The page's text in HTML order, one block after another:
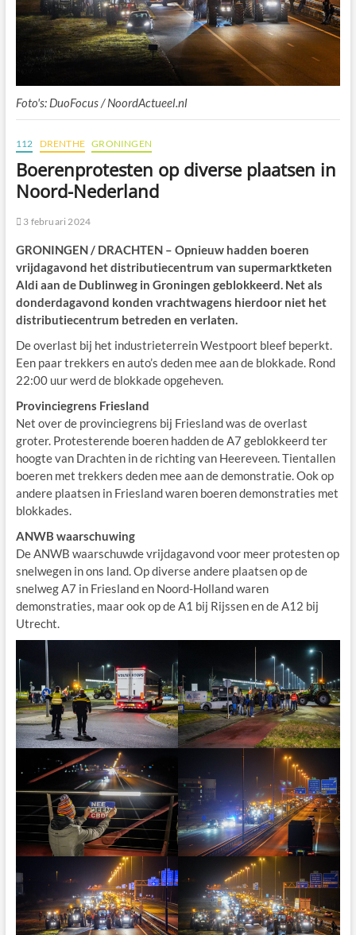
Foto's: DuoFocus / NoordActueel.nl
112 DRENTHE GRONINGEN
Boerenprotesten op diverse plaatsen in
Noord-Nederland
3 februari 2024
GRONINGEN / DRACHTEN – Opnieuw hadden boeren
vrijdagavond het distributiecentrum van supermarktketen
Aldi aan de Dublinweg in Groningen geblokkeerd. Net als
donderdagavond konden vrachtwagens hierdoor niet het
distributiecentrum betreden en verlaten.
De overlast bij het industrieterrein Westpoort bleef beperkt.
Een paar trekkers en auto’s deden mee aan de blokkade. Rond
22:00 uur werd de blokkade opgeheven.
Provinciegrens Friesland
Net over de provinciegrens bij Friesland was de overlast
groter. Protesterende boeren hadden de A7 geblokkeerd ter
hoogte van Drachten in de richting van Heereveen. Tientallen
boeren met trekkers deden mee aan de demonstratie. Ook op
andere plaatsen in Friesland waren boeren demonstraties met
blokkades.
ANWB waarschuwing
De ANWB waarschuwde vrijdagavond voor meer protesten op
snelwegen in ons land. Op diverse andere plaatsen op de
snelweg A7 in Friesland en Noord-Holland waren
demonstraties, maar ook op de A1 bij Rijssen en de A12 bij
Utrecht.